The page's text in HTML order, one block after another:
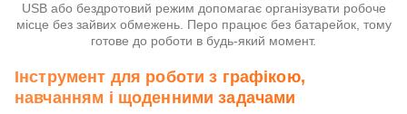
USB або бездротовий режим допомагає організувати робоче
місце без зайвих обмежень. Перо працює без батарейок, тому
готове до роботи в будь-який момент.
Інструмент для роботи з графікою,
навчанням і щоденними задачами